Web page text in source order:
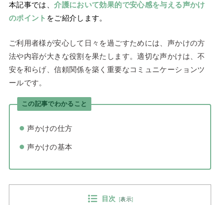
本記事では、介護において効果的で安心感を与える声かけ
のポイント をご紹介します。
ご利用者様が安心して日々を過ごすためには、声かけの方
法や内容が大きな役割を果たします。適切な声かけは、不
安を和らげ、信頼関係を築く重要なコミュニケーションツ
ールです。
この記事でわかること
声かけの仕方
声かけの基本
目次 [表示]